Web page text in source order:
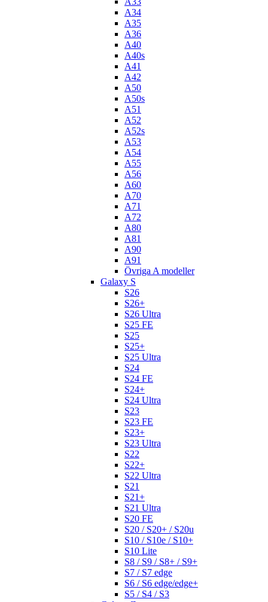
A34
A35
A36
A40
A40s
A41
A42
A50
A50s
A51
A52
A52s
A53
A54
A55
A56
A60
A70
A71
A72
A80
A81
A90
A91
Övriga A modeller
Galaxy S
S26
S26+
S26 Ultra
S25 FE
S25
S25+
S25 Ultra
S24
S24 FE
S24+
S24 Ultra
S23
S23 FE
S23+
S23 Ultra
S22
S22+
S22 Ultra
S21
S21+
S21 Ultra
S20 FE
S20 / S20+ / S20u
S10 / S10e / S10+
S10 Lite
S8 / S9 / S8+ / S9+
S7 / S7 edge
S6 / S6 edge/edge+
S5 / S4 / S3